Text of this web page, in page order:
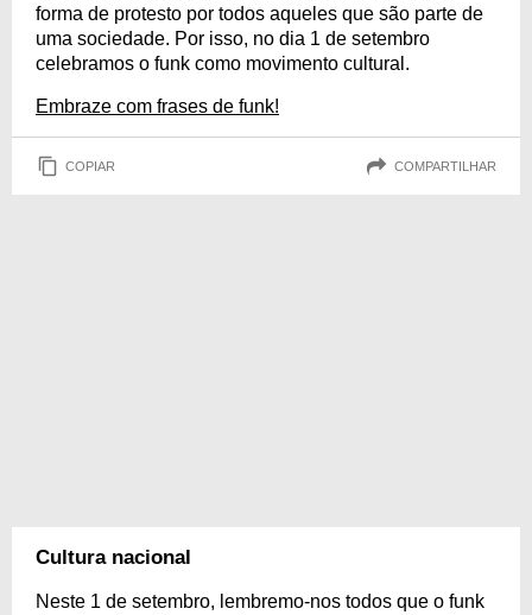
forma de protesto por todos aqueles que são parte de
uma sociedade. Por isso, no dia 1 de setembro
celebramos o funk como movimento cultural.
Embraze com frases de funk!
COPIAR COMPARTILHAR
Cultura nacional
Neste 1 de setembro, lembremo-nos todos que o funk